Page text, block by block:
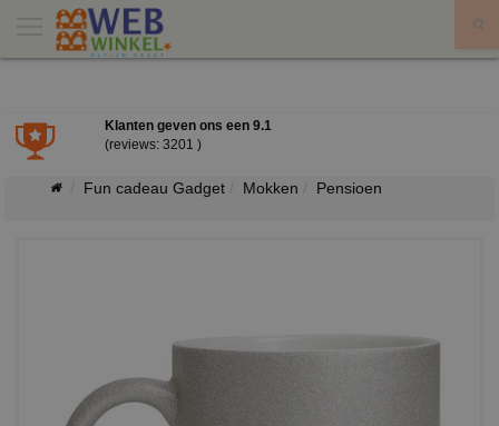
Klanten geven ons een 9.1
(reviews: 3201 )
Fun cadeau Gadget Mokken Pensioen